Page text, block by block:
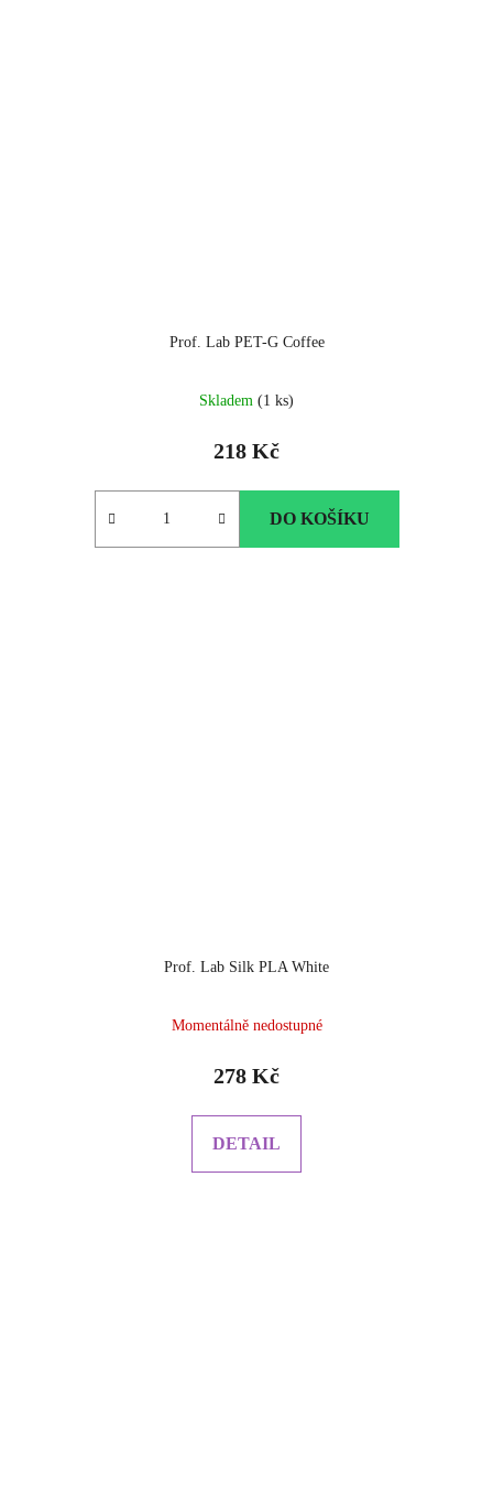
Prof. Lab PET-G Coffee
Skladem (1 ks)
218 Kč
DO KOŠÍKU
Prof. Lab Silk PLA White
Momentálně nedostupné
278 Kč
DETAIL